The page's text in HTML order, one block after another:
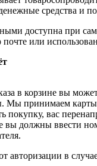
средства и
доступна при
или
в корзине вы
Мы принимаем
покупку, вас
вы должны ввести
авторизации в